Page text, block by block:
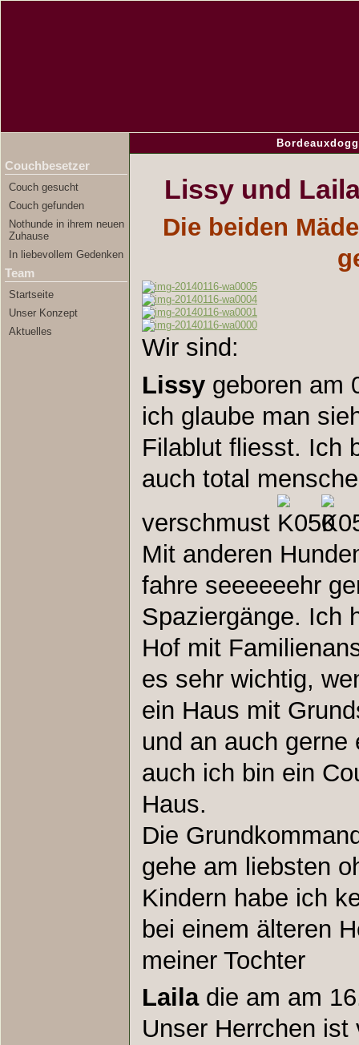
Couchbesetzer
Couch gesucht
Couch gefunden
Nothunde in ihrem neuen
Zuhause
In liebevollem Gedenken
Team
Startseite
Unser Konzept
Aktuelles
Lissy und
Die beiden
Wir sind:
Lissy geboren am
ich glaube man
Filablut fliesst. Ich
auch total
verschmust
Mit anderen
fahre seeeeeehr
Spaziergänge. Ich
Hof mit
es sehr wichtig,
ein Haus mit
und an auch
auch ich bin ein
Haus.
Die
gehe am liebsten
Kindern habe ich
bei einem älteren
meiner Tochter
Lailadie am am
Unser Herrchen